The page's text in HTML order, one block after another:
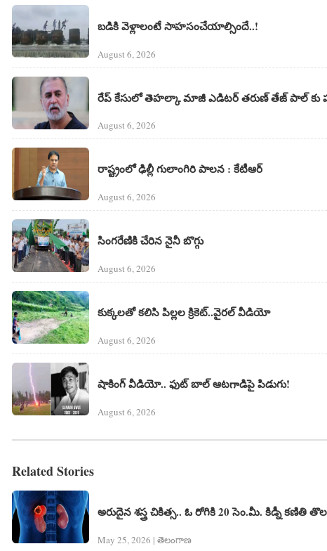
బడికి వెళ్లాలంటే సాహసంచేయాల్సిందే..!
August 6, 2026
రేప్ కేసులో తెహల్కా మాజీ ఎడిటర్ తరుణ్ తేజ్ పాల్ కు
August 6, 2026
రాష్ట్రంలో ఢిల్లీ గులాంగిరి పాలన : కేటీఆర్
August 6, 2026
సింగరేణికి చేరిన నైనీ బొగ్గు
August 6, 2026
కుక్కలతో కలిసి పిల్లల క్రికెట్..వైరల్ వీడియో
August 6, 2026
షాకింగ్ వీడియో.. ఫుట్ బాల్ ఆటగాడిపై పిడుగు!
August 6, 2026
Related Stories
అరుదైన శ‌స్త్ర చికిత్స‌.. ఓ రోగికి 20 సెం.మీ. కిడ్నీ క‌ణితి
May 25, 2026 | తెలంగాణ‌